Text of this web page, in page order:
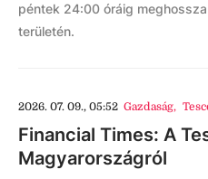
péntek 24:00 óráig
területén.
2026. 07. 09., 05:52 Gazdaság,
Financial Times: A
Magyarországról